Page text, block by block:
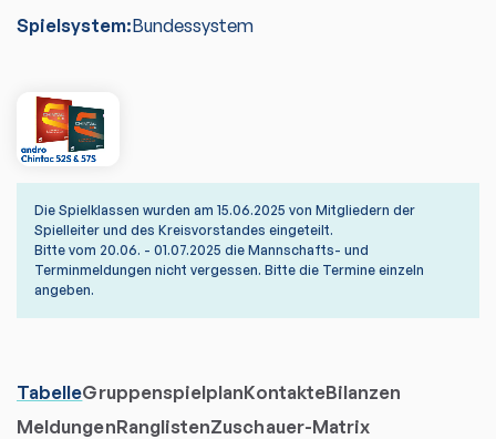
Spielsystem:Bundessystem
Die Spielklassen wurden am 15.06.2025 von Mitgliedern der
Spielleiter und des Kreisvorstandes eingeteilt.
Bitte vom 20.06. - 01.07.2025 die Mannschafts- und
Terminmeldungen nicht vergessen. Bitte die Termine einzeln
angeben.
TabelleGruppenspielplanKontakteBilanzen
MeldungenRanglistenZuschauer-Matrix